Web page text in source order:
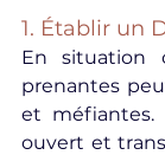
1. Établir un
En situation
prenantes
et méfiantes.
ouvert et